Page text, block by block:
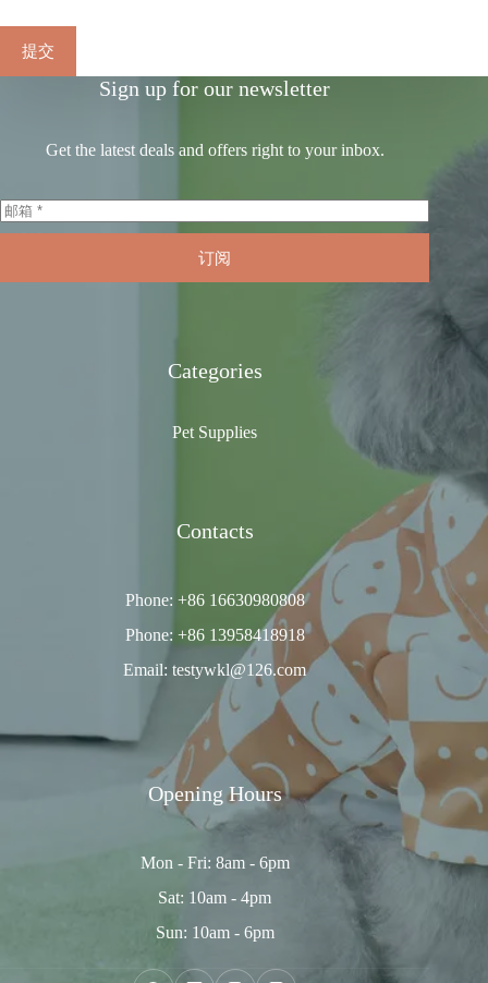
提交
Sign up for our newsletter
Get the latest deals and offers right to your inbox.
订阅
Categories
Pet Supplies
Contacts
Phone: +86 16630980808
Phone: +86 13958418918
Email: testywkl@126.com
Opening Hours
Mon - Fri: 8am - 6pm
Sat: 10am - 4pm
Sun: 10am - 6pm